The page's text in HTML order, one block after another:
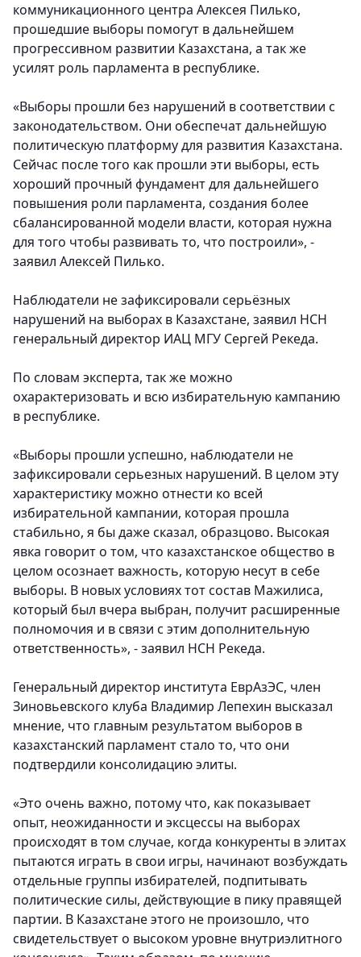
коммуникационного центра Алексея Пилько,
прошедшие выборы помогут в дальнейшем
прогрессивном развитии Казахстана, а так же
усилят роль парламента в республике.
«Выборы прошли без нарушений в соответствии с
законодательством. Они обеспечат дальнейшую
политическую платформу для развития Казахстана.
Сейчас после того как прошли эти выборы, есть
хороший прочный фундамент для дальнейшего
повышения роли парламента, создания более
сбалансированной модели власти, которая нужна
для того чтобы развивать то, что построили», -
заявил Алексей Пилько.
Наблюдатели не зафиксировали серьёзных
нарушений на выборах в Казахстане, заявил НСН
генеральный директор ИАЦ МГУ Сергей Рекеда.
По словам эксперта, так же можно
охарактеризовать и всю избирательную кампанию
в республике.
«Выборы прошли успешно, наблюдатели не
зафиксировали серьезных нарушений. В целом эту
характеристику можно отнести ко всей
избирательной кампании, которая прошла
стабильно, я бы даже сказал, образцово. Высокая
явка говорит о том, что казахстанское общество в
целом осознает важность, которую несут в себе
выборы. В новых условиях тот состав Мажилиса,
который был вчера выбран, получит расширенные
полномочия и в связи с этим дополнительную
ответственность», - заявил НСН Рекеда.
Генеральный директор института ЕврАзЭС, член
Зиновьевского клуба Владимир Лепехин высказал
мнение, что главным результатом выборов в
казахстанский парламент стало то, что они
подтвердили консолидацию элиты.
«Это очень важно, потому что, как показывает
опыт, неожиданности и эксцессы на выборах
происходят в том случае, когда конкуренты в элитах
пытаются играть в свои игры, начинают возбуждать
отдельные группы избирателей, подпитывать
политические силы, действующие в пику правящей
партии. В Казахстане этого не произошло, что
свидетельствует о высоком уровне внутриэлитного